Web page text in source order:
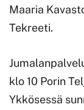
Maaria
Tekreeti.
klo 10 Porin
Ykkösessä